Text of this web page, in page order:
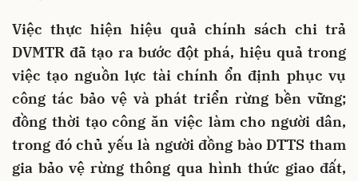
Việc thực hiện hiệu quả chính sách chi trả
DVMTR đã tạo ra bước đột phá, hiệu quả trong
việc tạo nguồn lực tài chính ổn định phục vụ
công tác bảo vệ và phát triển rừng bền vững;
đồng thời tạo công ăn việc làm cho người dân,
trong đó chủ yếu là người đồng bào DTTS tham
gia bảo vệ rừng thông qua hình thức giao đất,